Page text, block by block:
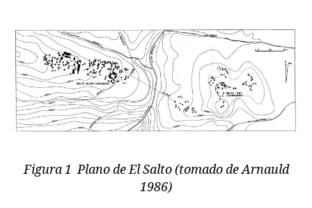
Figura 1 Plano de El Salto (tomado de Arnauld
1986)